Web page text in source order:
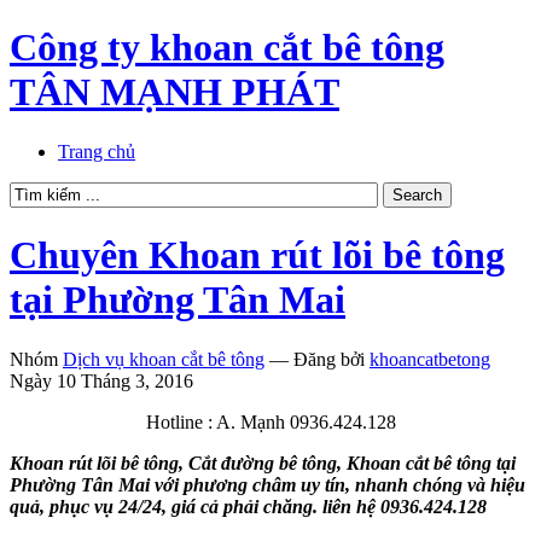
Công ty khoan cắt bê tông
TÂN MẠNH PHÁT
Trang chủ
Chuyên Khoan rút lõi bê tông
tại Phường Tân Mai
Nhóm Dịch vụ khoan cắt bê tông — Đăng bởi khoancatbetong
Ngày 10 Tháng 3, 2016
Hotline : A. Mạnh 0936.424.128
Khoan rút lõi bê tông, Cắt đường bê tông, Khoan cắt bê tông tại
Phường Tân Mai với phương châm uy tín, nhanh chóng và hiệu
quả, phục vụ 24/24, giá cả phải chăng. liên hệ 0936.424.128